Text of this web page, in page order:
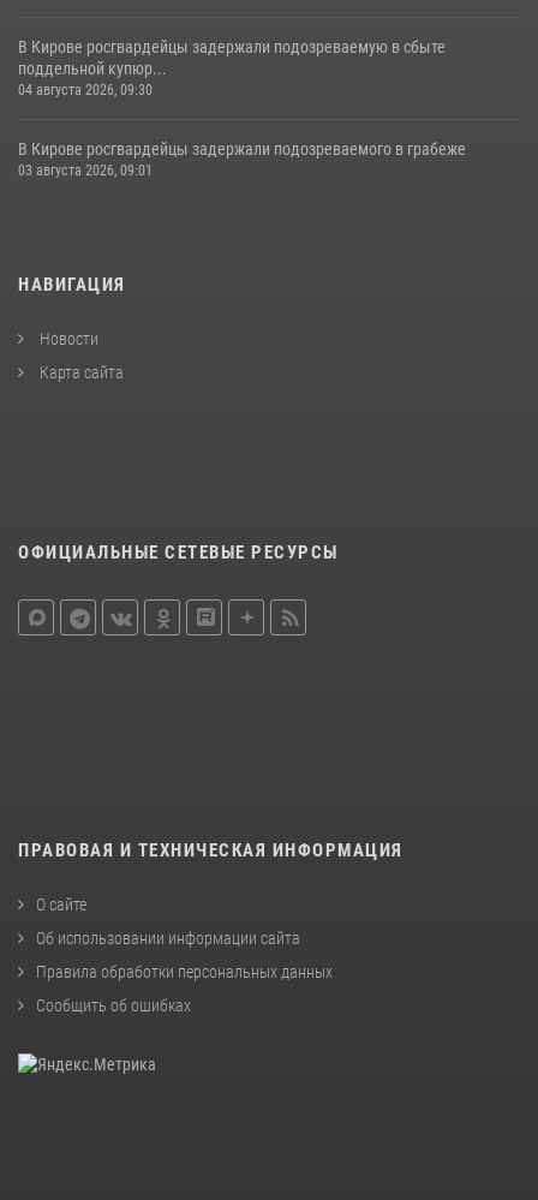
В Кирове росгвардейцы задержали подозреваемую в сбыте
поддельной купюр...
04 августа 2026, 09:30
В Кирове росгвардейцы задержали подозреваемого в грабеже
03 августа 2026, 09:01
НАВИГАЦИЯ
Новости
Карта сайта
ОФИЦИАЛЬНЫЕ СЕТЕВЫЕ РЕСУРСЫ
ПРАВОВАЯ И ТЕХНИЧЕСКАЯ ИНФОРМАЦИЯ
О сайте
Об использовании информации сайта
Правила обработки персональных данных
Сообщить об ошибках